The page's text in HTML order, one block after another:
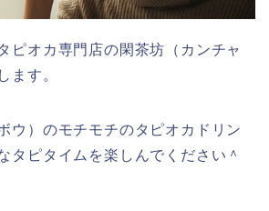
ピオカ専門店の閑茶坊（カンチャ
ます。
ウ）のモチモチのタピオカドリン
タピタイムを楽しんでください＾